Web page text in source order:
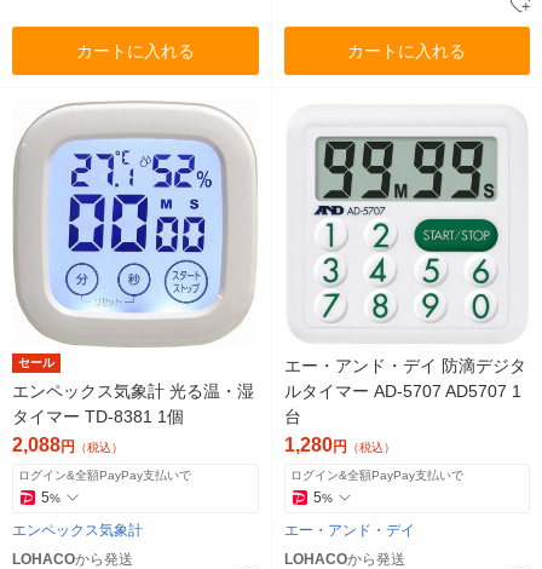
カートに入れる カートに入れる
セール
エンペックス気象計 光る温・湿
タイマー TD-8381 1個
2,088円 （税込）
ログイン&全額PayPay支払いで
5%
エンペックス気象計
LOHACOから発送
エー・アンド・デイ 防滴デジタ
ルタイマー AD-5707 AD5707 1
台
1,280円 （税込）
ログイン&全額PayPay支払いで
5%
エー・アンド・デイ
LOHACOから発送